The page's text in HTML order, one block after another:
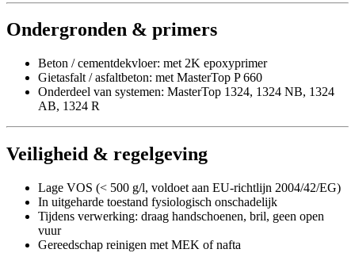
Ondergronden & primers
Beton / cementdekvloer: met 2K epoxyprimer
Gietasfalt / asfaltbeton: met MasterTop P 660
Onderdeel van systemen: MasterTop 1324, 1324 NB, 1324
AB, 1324 R
Veiligheid & regelgeving
Lage VOS (< 500 g/l, voldoet aan EU-richtlijn 2004/42/EG)
In uitgeharde toestand fysiologisch onschadelijk
Tijdens verwerking: draag handschoenen, bril, geen open
vuur
Gereedschap reinigen met MEK of nafta